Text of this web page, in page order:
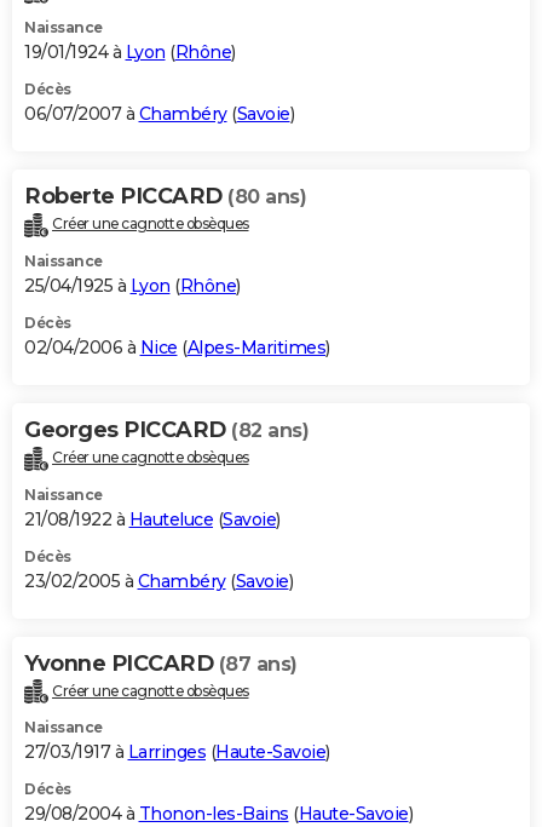
Naissance
19/01/1924 à Lyon (Rhône)
Décès
06/07/2007 à Chambéry(Savoie)
Roberte PICCARD (80 ans)
Créer une cagnotte obsèques
Naissance
25/04/1925 à Lyon (Rhône)
Décès
02/04/2006 à Nice (Alpes-Maritimes)
Georges PICCARD (82 ans)
Créer une cagnotte obsèques
Naissance
21/08/1922 à Hauteluce (Savoie)
Décès
23/02/2005 à Chambéry(Savoie)
Yvonne PICCARD (87 ans)
Créer une cagnotte obsèques
Naissance
27/03/1917 à Larringes (Haute-Savoie)
Décès
29/08/2004 à Thonon-les-Bains (Haute-Savoie)